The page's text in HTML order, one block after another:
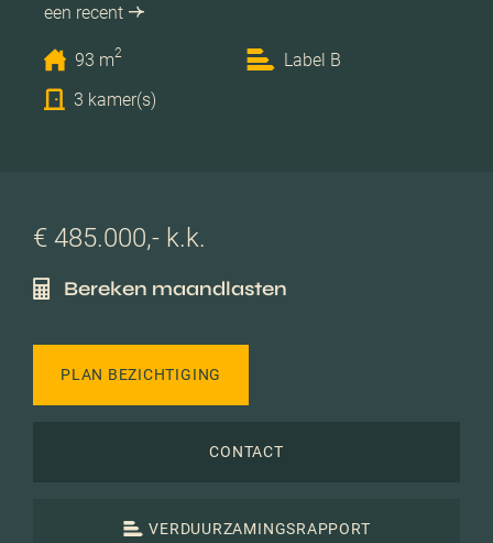
een recent
93 m2
Label B
3 kamer(s)
€ 485.000,- k.k.
Bereken maandlasten
PLAN BEZICHTIGING
CONTACT
VERDUURZAMINGSRAPPORT